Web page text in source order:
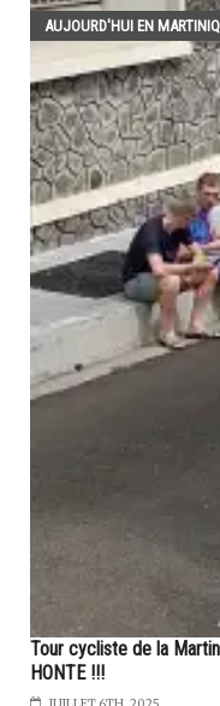
AUJOURD'HUI EN
Tour cycliste de la
HONTE !!!